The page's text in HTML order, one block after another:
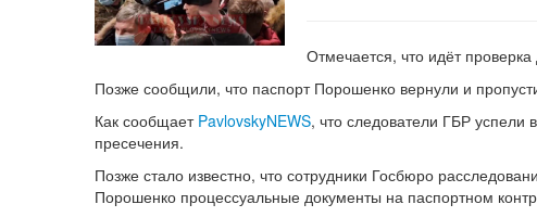
Отмечается, что идёт
Позже сообщили, что паспорт Порошенко вернули и
Как сообщает PavlovskyNEWS, что следователи ГБР успели
пресечения.
Позже стало известно, что сотрудники Госбюро
Порошенко процессуальные документы на паспортном